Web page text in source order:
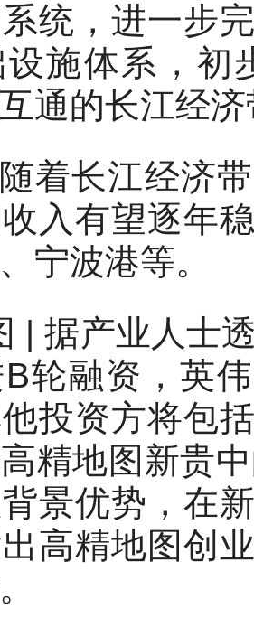
统，进一步
施体系，初
通的长江经
着长江经济
入有望逐年
宁波港等。
| 据产业人士
轮融资，英
投资方将包
精地图新贵
景优势，在
高精地图创